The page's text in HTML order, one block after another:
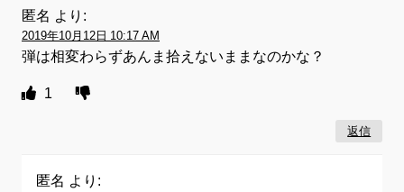
匿名 より:
2019年10月12日 10:17 AM
弾は相変わらずあんま拾えないままなのかな？
1
返信
匿名 より: